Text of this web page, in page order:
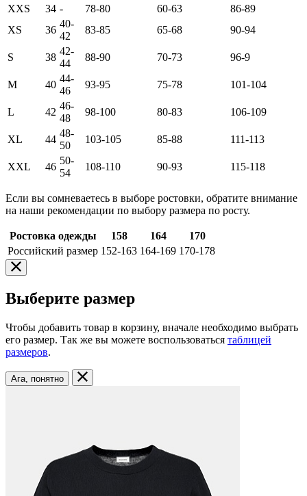
XXS
34 - 78-80 60-63
86-89
XS
36
40-
42
83-85 65-68 90-94
S 38
42-
44
88-90 70-73 96-9
M 40
44-
46
93-95 75-78 101-104
L 42
46-
48
98-100 80-83 106-109
XL 44
48-
50
103-105 85-88 111-113
XXL 46
50-
54
108-110 90-93 115-118
Если вы сомневаетесь в выборе ростовки, обратите внимание
на наши рекомендации по выбору размера по росту.
Ростовка одежды 158 164
170
Российский размер 152-163 164-169 170-178
Выберите размер
Чтобы добавить товар в корзину, вначале необходимо выбрать
его размер. Так же вы можете воспользоваться таблицей
размеров.
Ага, понятно